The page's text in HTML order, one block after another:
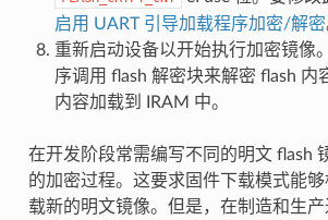
启用 UART 引导加载程序加密/解密
重新启动设备以开始执行加密镜像
序调用 flash 解密块来解密 flash 内
内容加载到 IRAM 中。
在开发阶段常需编写不同的明文 flash
的加密过程。这要求固件下载模式能
载新的明文镜像。但是，在制造和生